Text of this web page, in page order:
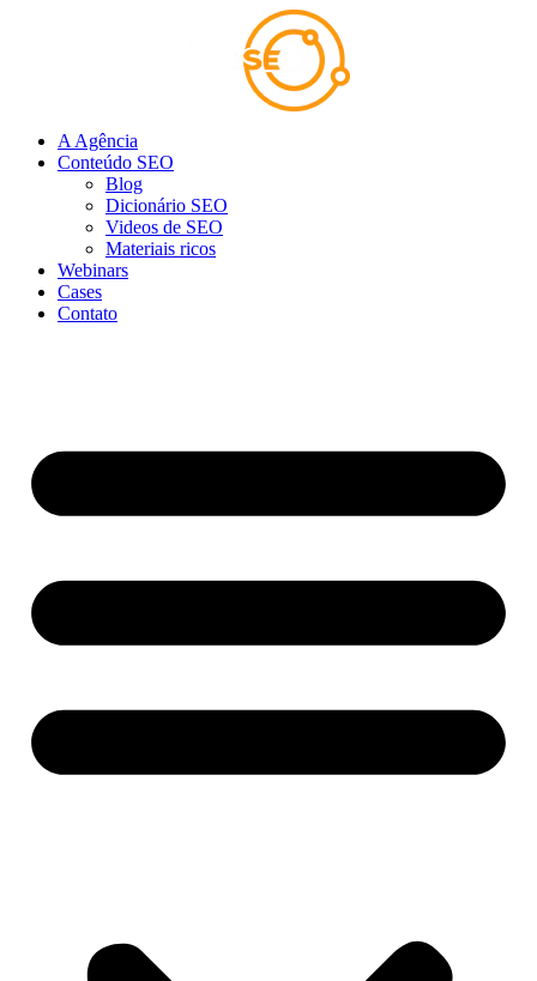
A Agência
Conteúdo SEO
Blog
Dicionário SEO
Videos de SEO
Materiais ricos
Webinars
Cases
Contato